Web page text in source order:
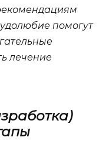
помогут
лечение